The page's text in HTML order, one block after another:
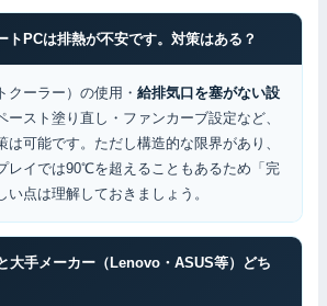
トPCは排熱が不安です。対策はある？
クーラー）の使用・給排気口を塞がない設
ースト塗り直し・ファンカーブ設定など、
は可能です。ただし構造的な限界があり、
レイでは90℃を超えることもあるため「完
い点は理解しておきましょう。
大手メーカー（Lenovo・ASUS等）どち